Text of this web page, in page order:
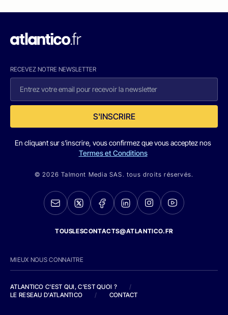
RECEVEZ NOTRE NEWSLETTER
S'INSCRIRE
En cliquant sur s'inscrire, vous confirmez que vous acceptez nos
Termes et Conditions
© 2026 Talmont Media SAS. tous droits réservés.
TOUSLESCONTACTS@ATLANTICO.FR
MIEUX NOUS CONNAITRE
ATLANTICO C'EST QUI, C'EST QUOI ?
/
LE RESEAU D'ATLANTICO
/ CONTACT